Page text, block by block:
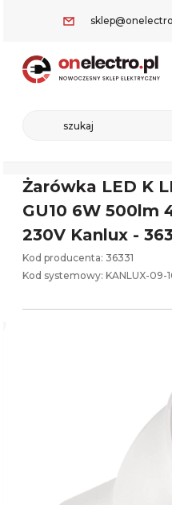
Żarówka LED K
GU10 6W 500lm
230V Kanlux -
Kod producenta: 36331
Kod systemowy: KANLUX-09-